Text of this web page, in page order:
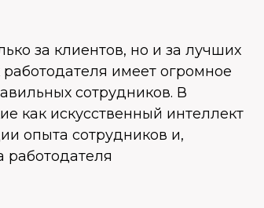
за клиентов, но и за лучших
имеет огромное
сотрудников. В
как искусственный интеллект
опыта сотрудников и,
работодателя